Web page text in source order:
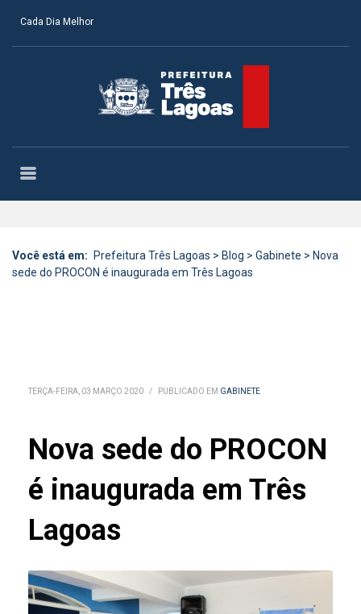
Cada Dia Melhor
Você está em: Prefeitura Três Lagoas > Blog > Gabinete > Nova
sede do PROCON é inaugurada em Três Lagoas
TERÇA-FEIRA, 03 MARÇO 2020 / PUBLICADO EM GABINETE
Nova sede do PROCON
é inaugurada em Três
Lagoas